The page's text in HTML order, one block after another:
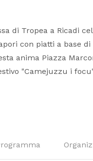
di Tropea a Ricadi
con piatti a base
anima Piazza
"Camejuzzu i